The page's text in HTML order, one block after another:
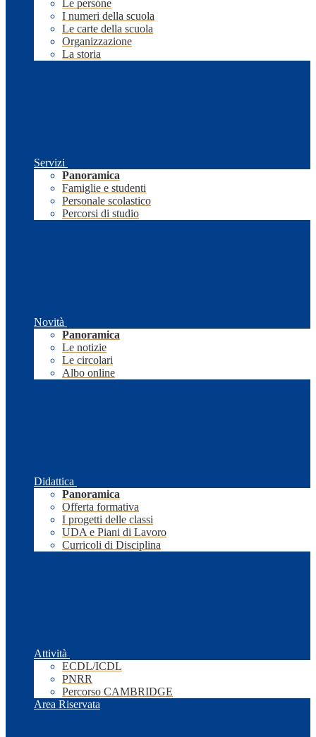
Le persone
I numeri della scuola
Le carte della scuola
Organizzazione
La storia
Servizi
Panoramica
Famiglie e studenti
Personale scolastico
Percorsi di studio
Novità
Panoramica
Le notizie
Le circolari
Albo online
Didattica
Panoramica
Offerta formativa
I progetti delle classi
UDA e Piani di Lavoro
Curricoli di Disciplina
Attività
ECDL/ICDL
PNRR
Percorso CAMBRIDGE
Area Riservata